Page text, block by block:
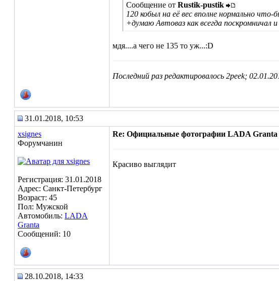
Сообщение от Rustik-pustik
120 кобыл на её вес вполне нормально
+думаю Автоваз как всегда поскромничал
мдя....а чего не 135 то уж...:D
Последний раз редактировалось 2peek;
31.01.2018, 10:53
xsignes
Форумчанин
Регистрация: 31.01.2018
Адрес: Санкт-Петербург
Возраст: 45
Пол: Мужской
Автомобиль: LADA
Granta
Сообщений: 10
Re: Официальные фотографии LADA Granta
Красиво выглядит
28.10.2018, 14:33